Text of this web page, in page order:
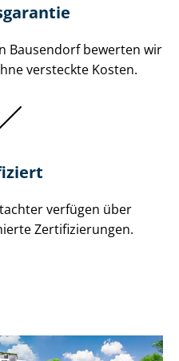
Bausendorf bewerten wir
versteckte Kosten.
verfügen über
Zer­ti­fi­zie­run­gen.